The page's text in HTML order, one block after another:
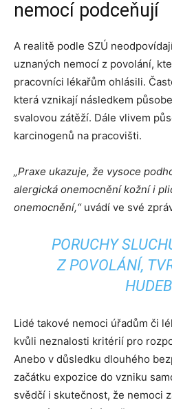
nemocí podceňují
A realitě podle SZÚ
uznaných nemocí z povolání,
pracovníci lékařům ohlásili.
která vznikají následkem
svalovou zátěží. Dále vlivem
karcinogenů na pracovišti.
„Praxe ukazuje, že vysoce
alergická onemocnění kožní i
onemocnění,“ uvádí ve své
PORUCHY
Z POVOLÁNÍ,
Lidé takové nemoci úřadům či
kvůli neznalosti kritérií pro
Anebo v důsledku dlouhého
začátku expozice do vzniku
svědčí i skutečnost, že nemoci